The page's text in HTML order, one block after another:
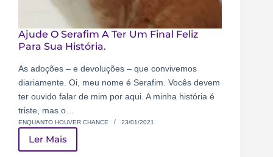
Ajude O Serafim A Ter Um Final Feliz
Para Sua História.
As adoções – e devoluções – que convivemos
diariamente. Oi, meu nome é Serafim. Vocês devem
ter ouvido falar de mim por aqui. A minha história é
triste, mas o…
ENQUANTO HOUVER CHANCE 23/01/2021
Ler Mais